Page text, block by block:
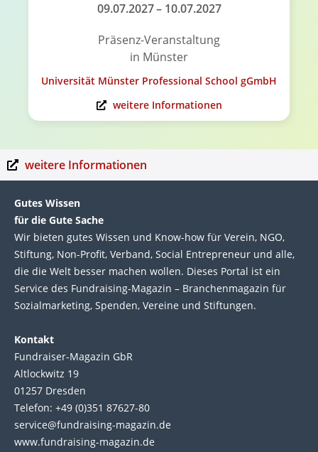
09.07.2027– 10.07.2027
Präsenz-Veranstaltung
in Münster
Universität Münster Professional School gGmbH
weitere Informationen
weitere Informationen
Gutes Wissen
für die Gute Sache
Wir bie­ten gutes Wis­sen und Know-how für Ver­ein, NGO,
Stif­tung, Non-Profit, Ver­band, Social Entre­pre­neur und alle,
die die Welt bes­ser machen wol­len. Die­ses Por­tal ist ein
Service des Fund­raising-Magazin – Bran­chen­magazin für
Sozial­marke­ting, Spen­den, Ver­eine und Stif­tun­gen.
Kontakt
Fundraiser-Magazin GbR
Altlockwitz 19
01257 Dresden
Telefon: +49 (0)351 87627-80
service@fundraising-magazin.de
www.fundraising-magazin.de